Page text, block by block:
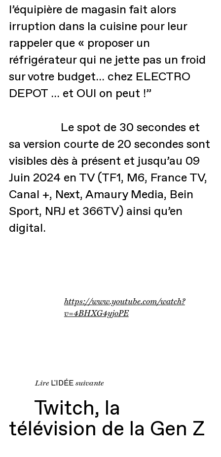
l’équipière de magasin fait alors
irruption dans la cuisine pour leur
rappeler que « proposer un
réfrigérateur qui ne jette pas un froid
sur votre budget… chez ELECTRO
DEPOT … et OUI on peut !”
Le spot de 30 secondes et
sa version courte de 20 secondes sont
visibles dès à présent et jusqu’au 09
Juin 2024 en TV (TF1, M6, France TV,
Canal +, Next, Amaury Media, Bein
Sport, NRJ et 366TV) ainsi qu’en
digital.
https://www.youtube.com/watch?
v=4BHXG4yjoPE
Lire L'IDÉEsuivante
Twitch, la
télévision de la Gen Z
Twitch, la
télévision de la Gen Z